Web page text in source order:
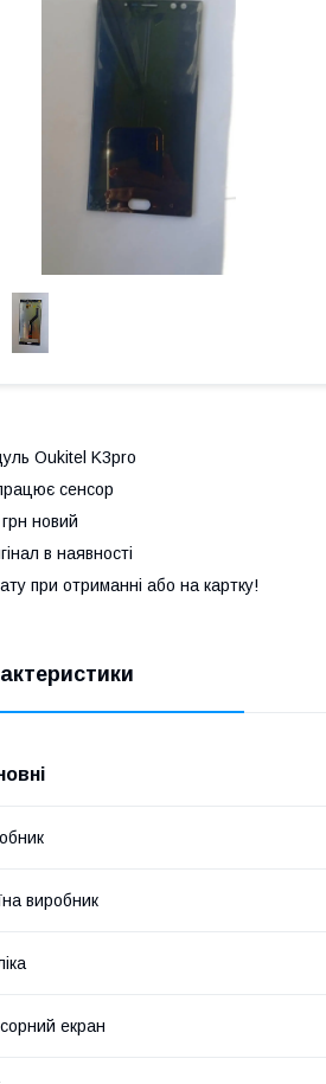
Oukitel K3pro
сенсор
новий
в наявності
при отриманні або на картку!
виробник
екран